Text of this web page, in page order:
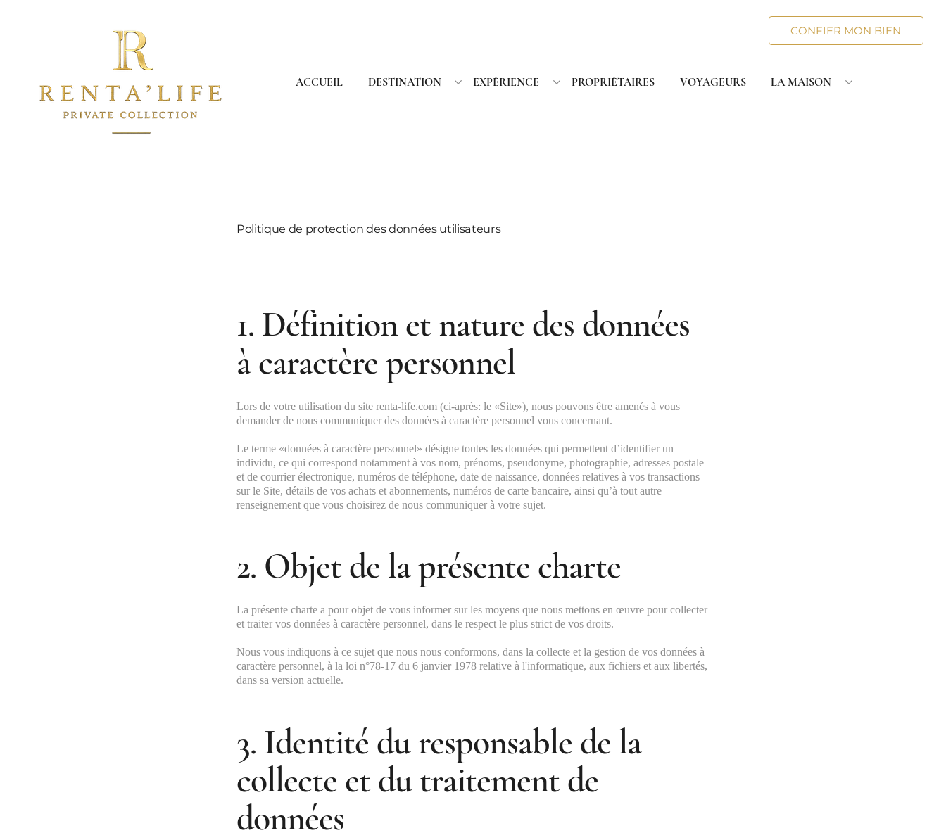
CONFIER MON BIEN
ACCUEIL DESTINATION EXPÉRIENCE PROPRIÉTAIRES VOYAGEURS LA MAISON
Politique de protection des données utilisateurs
1. Définition et nature des données
à caractère personnel
Lors de votre utilisation du site renta-life.com (ci-après: le «Site»), nous pouvons être amenés à vous
demander de nous communiquer des données à caractère personnel vous concernant.
Le terme «données à caractère personnel» désigne toutes les données qui permettent d’identifier un
individu, ce qui correspond notamment à vos nom, prénoms, pseudonyme, photographie, adresses postale
et de courrier électronique, numéros de téléphone, date de naissance, données relatives à vos transactions
sur le Site, détails de vos achats et abonnements, numéros de carte bancaire, ainsi qu’à tout autre
renseignement que vous choisirez de nous communiquer à votre sujet.
2. Objet de la présente charte
La présente charte a pour objet de vous informer sur les moyens que nous mettons en œuvre pour collecter
et traiter vos données à caractère personnel, dans le respect le plus strict de vos droits.
Nous vous indiquons à ce sujet que nous nous conformons, dans la collecte et la gestion de vos données à
caractère personnel, à la loi n°78-17 du 6 janvier 1978 relative à l'informatique, aux fichiers et aux libertés,
dans sa version actuelle.
3. Identité du responsable de la
collecte et du traitement de
données